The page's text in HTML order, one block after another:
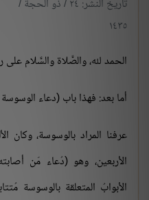
تاريخ النشر: ٢٤ / ذو الحجة /
١٤٣٥
الحمد لله، والصَّلاة والسَّلام على
أما بعد: فهذا باب (دعاء
عرفنا المراد بالوسوسة، وكان
الأربعين، وهو (دُعاء مَن
الأبوابُ المتعلقة بالوسوسة